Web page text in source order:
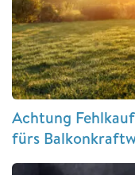
Achtung
fürs